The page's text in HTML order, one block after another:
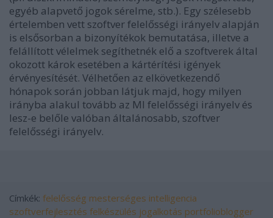
egyéb alapvető jogok sérelme, stb.). Egy szélesebb
értelemben vett szoftver felelősségi irányelv alapján
is elsősorban a bizonyítékok bemutatása, illetve a
felállított vélelmek segíthetnék elő a szoftverek által
okozott károk esetében a kártérítési igények
érvényesítését. Vélhetően az elkövetkezendő
hónapok során jobban látjuk majd, hogy milyen
irányba alakul tovább az MI felelősségi irányelv és
lesz-e belőle valóban általánosabb, szoftver
felelősségi irányelv.
Címkék: felelősség mesterséges intelligencia
szoftverfejlesztés felkészülés jogalkotás portfolioblogger